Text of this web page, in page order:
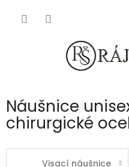
Náušnice
chirurgické
Visací náušnice